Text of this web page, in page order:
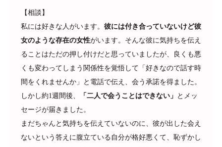
【相談】
私には好きな人がいます。 彼には付き合っていないけど彼
女のような存在の女性がいます。そんな彼に気持ちを伝え
ることはただの押し付けだと思っていましたが、良くも悪
くも変わってしまう関係性を覚悟して「好きなので話す時
間をくれませんか」と電話で伝え、会う承諾を得ました。
しかし約1週間後、
「二人で会うことはできない」 とメッ
セージが届きました。
まだちゃんと気持ちを伝えていないのに、彼が出した会え
ないという答えに腹立ている自分が格好悪くて、恥ずかし